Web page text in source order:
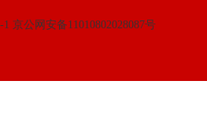
1 京公网安备11010802028087号